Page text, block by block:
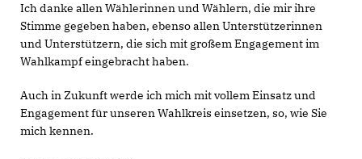
Ich danke allen Wählerinnen und Wählern, die mir ihre
Stimme gegeben haben, ebenso allen Unterstützerinnen
und Unterstützern, die sich mit großem Engagement im
Wahlkampf eingebracht haben.
Auch in Zukunft werde ich mich mit vollem Einsatz und
Engagement für unseren Wahlkreis einsetzen, so, wie Sie
mich kennen.